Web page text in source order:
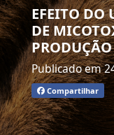
EFEITO DO
DE
Publicado em
Compartilhar